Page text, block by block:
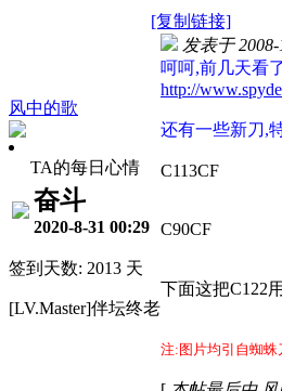
[复制链接]
风中的歌
TA的每日心情
奋斗
2020-8-31 00:29
签到天数: 2013 天
[LV.Master]伴坛终老
发表于
呵呵,前几天看
http://
还有一些新刀,
C113CF
C90CF
下面这把C122
注:图片均引自蜘蛛